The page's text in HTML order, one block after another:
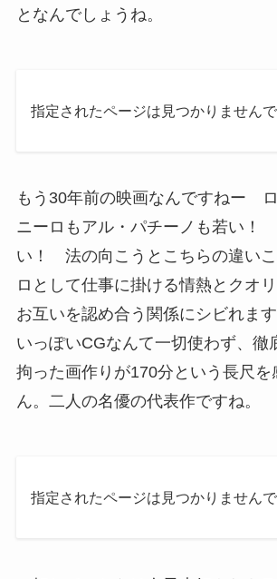
となんでしょうね。
指定されたページは見つかりません
もう30年前の映画なんですねー ロ
ニーロもアル・パチーノも若い！
い！ 法の向こうとこちらの違い
ロとして仕事に掛ける情熱とクオ
お互いを認め合う関係にシビれま
いっぽいCGなんて一切使わず、徹
拘った画作りが170分という長尺を
ん。二人の名優の代表作ですね。
指定されたページは見つかりません